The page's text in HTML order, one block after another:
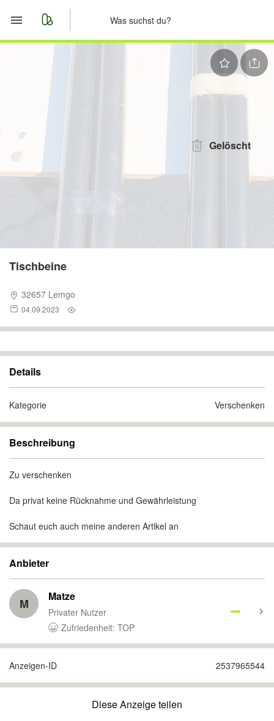
Merkliste
Nachrichten
Anzeige aufgeben
Gelöscht
Tischbeine
32657 Lemgo
04.09.2023
Details
Kategorie Verschenken
Beschreibung
Zu verschenken
Da privat keine Rücknahme und Gewährleistung
Schaut euch auch meine anderen Artikel an
Anbieter
M Matze
Privater Nutzer
Zufriedenheit: TOP
Anzeigen-ID 2537965544
Diese Anzeige teilen